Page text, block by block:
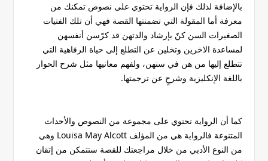
بالإضافة لذلك فإن الرواية تحتوي على نصوص تمكنك من
معرفة أما المقولة التي تضمنتها القصة فهي أن تلك الفتيات
الصغيرات السن كنّ بإرشاد والدتهن قد كرّسن أنفسهن
لمساعدة الاخرين وتخلين عن التطلع إلى حياة الرفاهية التي
تتطلع إليها من هن في سنهن، ولفهم معانيها مثل شرح الحوار
باللغة الإنكليزية وشرحٍ عن ترجمتها.
كما أن الرواية تحتوي على مجموعة من النصوص والأحداث
المتنوعة فالرواية هي من المؤلف Louisa May Alcott وهي
من النوع الأدبي من خلال مراجعتك للقصة ستتمكن من إتقان